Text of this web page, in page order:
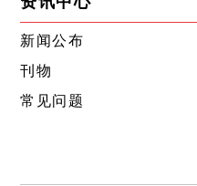
新闻公布
刊物
常见问题